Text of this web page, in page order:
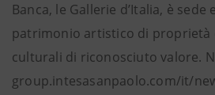
Banca, le Gallerie d’Italia, è sede
patrimonio artistico di proprietà
culturali di riconosciuto valore.
group.intesasanpaolo.com/it/